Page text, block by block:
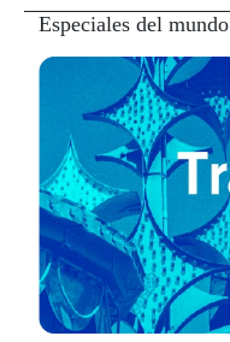
Especiales del mundo